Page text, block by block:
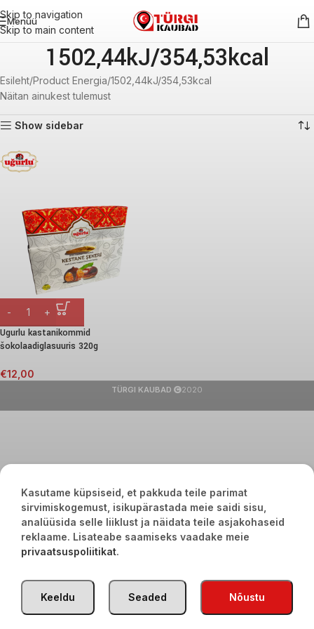
Skip to navigation
Skip to main content
Menüü
1502,44kJ/354,53kcal
Esileht Product Energia 1502,44kJ/354,53kcal
Näitan ainukest tulemust
Show sidebar
Ugurlu kastanikommid
šokolaadiglasuuris 320g
€12,00
TÜRGI KAUBAD 2020
Kasutame küpsiseid, et pakkuda teile parimat
sirvimiskogemust, isikupärastada meie saidi sisu,
analüüsida selle liiklust ja näidata teile asjakohaseid
reklaame. Lisateabe saamiseks vaadake meie
privaatsuspoliitikat.
Nõustu
Seaded
Keeldu